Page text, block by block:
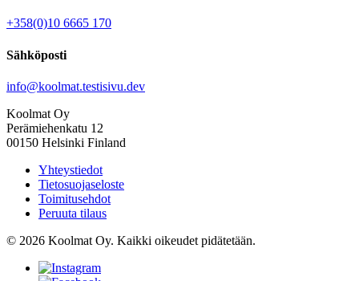
+358(0)10 6665 170
Sähköposti
info@koolmat.testisivu.dev
Koolmat Oy
Perämiehenkatu 12
00150 Helsinki Finland
Yhteystiedot
Tietosuojaseloste
Toimitusehdot
Peruuta tilaus
© 2026 Koolmat Oy. Kaikki oikeudet pidätetään.